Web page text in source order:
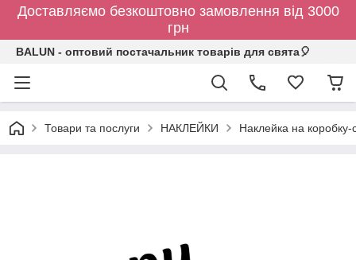
Доставляємо безкоштовно замовлення від 3000
грн
BALUN - оптовий постачальник товарів для свята🎈
Товари та послуги НАКЛЕЙКИ Наклейка на